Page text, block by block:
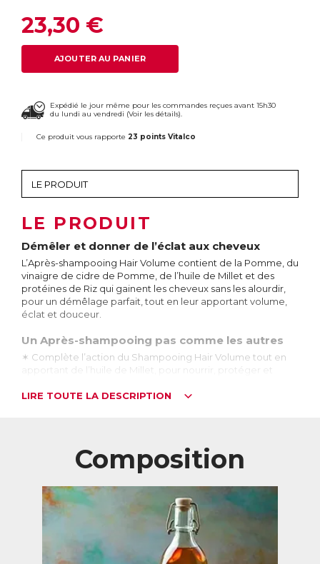
23,30 €
AJOUTER AU PANIER
Expédié le jour même pour les commandes reçues avant 15h30
du lundi au vendredi (Voir les détails).
Ce produit vous rapporte 23 points Vitalco
LE PRODUIT
Démêler et donner de l’éclat aux cheveux
L’Après-shampooing Hair Volume contient de la Pomme, du
vinaigre de cidre de Pomme, de l’huile de Millet et des
protéines de Riz qui gainent les cheveux sans les alourdir,
pour un démêlage parfait, tout en leur apportant volume,
éclat et douceur.
Un Après-shampooing pas comme les autres
✶ Complète l’action du Shampooing Hair Volume tout en
apportant de l’huile de Millet, pour nourrir, protéger et
✶ Action immédiate : une chevelure démêlée en moins de
La Pomme contient de nombreuses substances
bénéfiques pour la beauté des cheveux.
Grâce à son pH acide, le vinaigre de cidre de Pomme
permet de resserrer les écailles des cheveux et d’éliminer
le calcaire de l’eau pour des cheveux brillants et doux.
L’huile de Millet permet de nourrir, protéger et renforcer la
LIRE TOUTE LA DESCRIPTION
Composition